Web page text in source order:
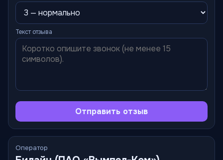
Текст отзыва
Отправить отзыв
Оператор